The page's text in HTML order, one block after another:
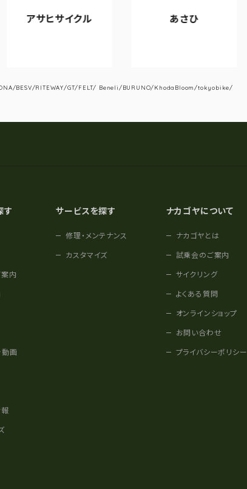
アサヒサイクル あさひ
BESV/RITEWAY/GT/FELT/ Beneli/BURUNO/KhodaBloom/tokyobike/
す
内
画
サービスを探す
修理・メンテナンス
カスタマイズ
ナカゴヤについて
ナカゴヤとは
試乗会のご案内
サイクリング
よくある質問
オンラインショップ
お問い合わせ
プライバシーポリシー